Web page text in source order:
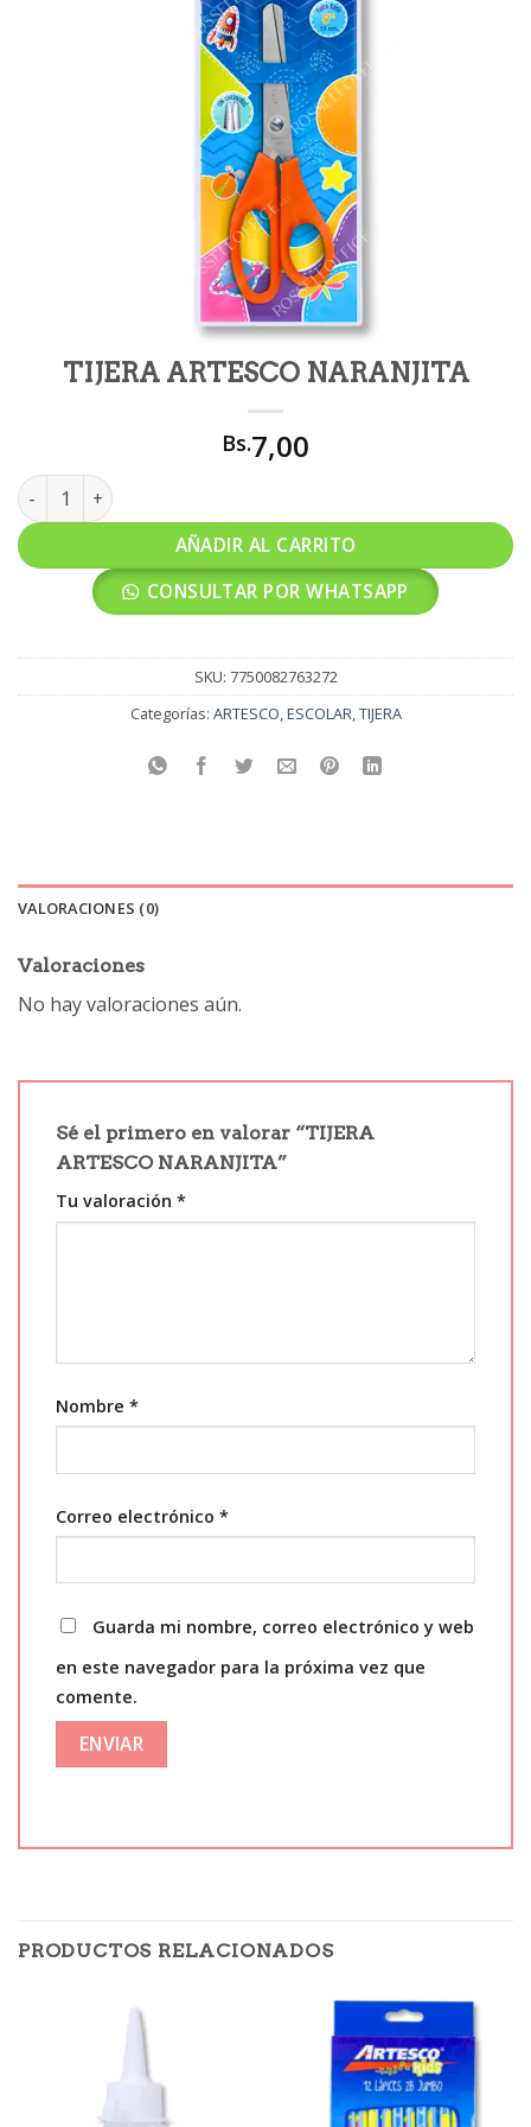
TIJERA ARTESCO NARANJITA
Bs.7,00
TIJERA ARTESCO NARANJITA cantidad
AÑADIR AL CARRITO
CONSULTAR POR WHATSAPP
SKU: 7750082763272
Categorías: ARTESCO,ESCOLAR,TIJERA
VALORACIONES (0)
Valoraciones
No hay valoraciones aún.
Sé el primero en valorar “TIJERA
ARTESCO NARANJITA”
Tu valoración *
Nombre *
Correo electrónico *
Guarda mi nombre, correo electrónico y web
en este navegador para la próxima vez que
comente.
PRODUCTOS RELACIONADOS